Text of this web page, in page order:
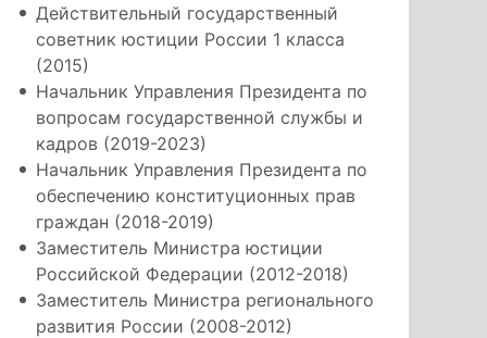
Действительный государственный
советник юстиции России 1 класса
(2015)
Начальник Управления Президента по
вопросам государственной службы и
кадров (2019-2023)
Начальник Управления Президента по
обеспечению конституционных прав
граждан (2018-2019)
Заместитель Министра юстиции
Российской Федерации (2012-2018)
Заместитель Министра регионального
развития России (2008-2012)